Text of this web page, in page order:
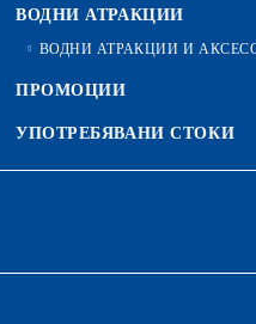
ВОДНИ АТРАКЦИИ
ВОДНИ АТРАКЦИИ И
ПРОМОЦИИ
УПОТРЕБЯВАНИ СТОКИ